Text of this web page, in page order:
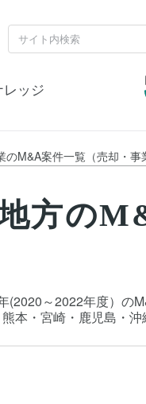
ッジ
M&A案件一覧（売却・事
方の
～2022年度）の
・宮崎・鹿児島・沖